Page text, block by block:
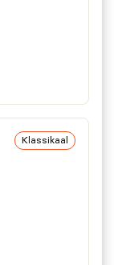
Klassikaal